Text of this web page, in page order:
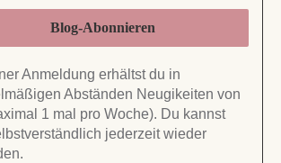
Anmeldung erhältst du in
Abständen Neugikeiten von
1 mal pro Woche). Du kannst
jederzeit wieder